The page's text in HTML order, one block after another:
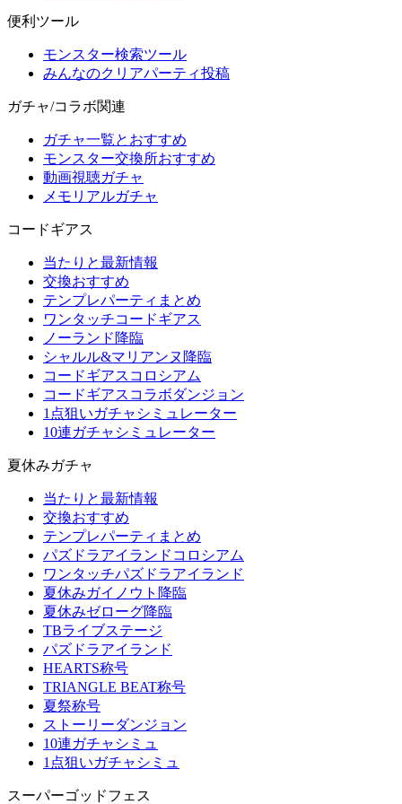
便利ツール
モンスター検索ツール
みんなのクリアパーティ投稿
ガチャ/コラボ関連
ガチャ一覧とおすすめ
モンスター交換所おすすめ
動画視聴ガチャ
メモリアルガチャ
コードギアス
当たりと最新情報
交換おすすめ
テンプレパーティまとめ
ワンタッチコードギアス
ノーランド降臨
シャルル&マリアンヌ降臨
コードギアスコロシアム
コードギアスコラボダンジョン
1点狙いガチャシミュレーター
10連ガチャシミュレーター
夏休みガチャ
当たりと最新情報
交換おすすめ
テンプレパーティまとめ
パズドラアイランドコロシアム
ワンタッチパズドラアイランド
夏休みガイノウト降臨
夏休みゼローグ降臨
TBライブステージ
パズドラアイランド
HEARTS称号
TRIANGLE BEAT称号
夏祭称号
ストーリーダンジョン
10連ガチャシミュ
1点狙いガチャシミュ
スーパーゴッドフェス